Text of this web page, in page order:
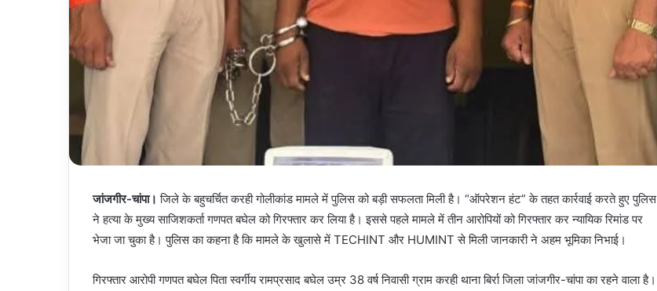
जांजगीर-चांपा। जिले के बहुचर्चित करही गोलीकांड मामले में पुलिस को बड़ी सफलता मिली है। “ऑपरेशन हंट” के तहत कार्रवाई करते हुए पुलिस
ने हत्या के मुख्य साजिशकर्ता गणपत बघेल को गिरफ्तार कर लिया है। इससे पहले मामले में तीन आरोपियों को गिरफ्तार कर न्यायिक रिमांड पर
भेजा जा चुका है। पुलिस का कहना है कि मामले के खुलासे में TECHINT और HUMINT से मिली जानकारी ने अहम भूमिका निभाई।
गिरफ्तार आरोपी गणपत बघेल पिता स्वर्गीय रामप्रसाद बघेल उम्र 38 वर्ष निवासी ग्राम करही थाना बिर्रा जिला जांजगीर-चांपा का रहने वाला है।